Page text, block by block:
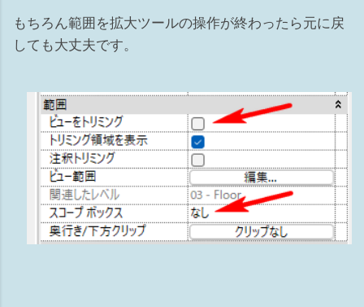
もちろん範囲を拡大ツールの操作が終わったら元に戻
しても大丈夫です。